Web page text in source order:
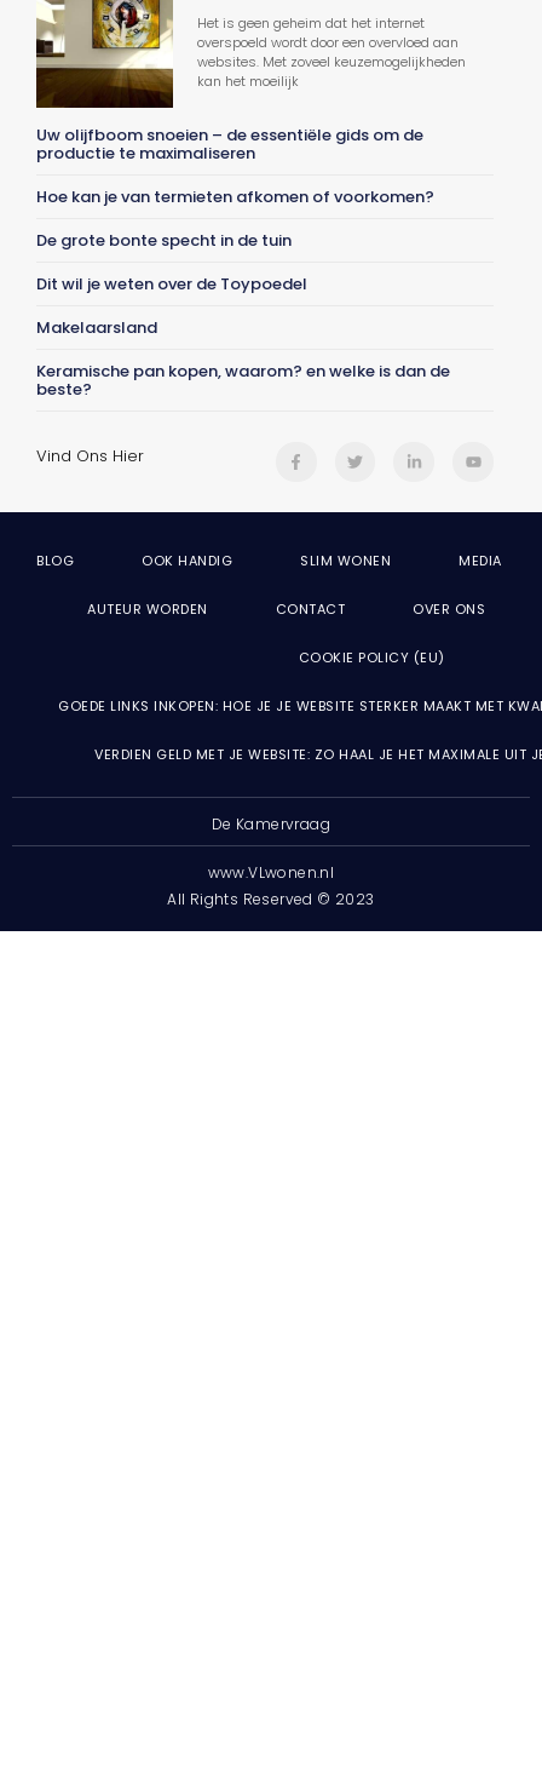
Het is geen geheim dat het internet
overspoeld wordt door een overvloed aan
websites. Met zoveel keuzemogelijkheden
kan het moeilijk
Uw olijfboom snoeien – de essentiële gids om de
productie te maximaliseren
Hoe kan je van termieten afkomen of voorkomen?
De grote bonte specht in de tuin
Dit wil je weten over de Toypoedel
Makelaarsland
Keramische pan kopen, waarom? en welke is dan de
beste?
Vind Ons Hier
BLOG OOK HANDIG SLIM WONEN MEDIA
AUTEUR WORDEN CONTACT OVER ONS
COOKIE POLICY (EU)
GOEDE LINKS INKOPEN: HOE JE JE WEBSITE STERKER MAAKT MET
VERDIEN GELD MET JE WEBSITE: ZO HAAL JE HET MAXIMALE UIT
De Kamervraag
www.VLwonen.nl
All Rights Reserved © 2023